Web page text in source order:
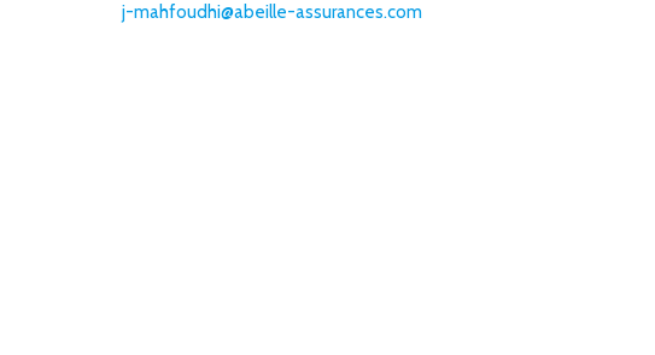
j-mahfoudhi@abeille-assurances.com